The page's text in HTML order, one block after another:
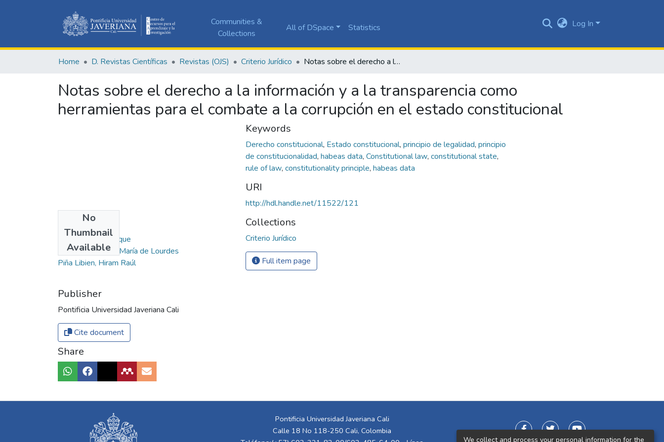
Communities &
Collections
All of DSpace Statistics Log In
Home D. Revistas Científicas Revistas (OJS) Criterio Jurídico Notas sobre el derecho a la información y a la transparencia como herramientas para el combate a la corrupción en el estado constitucional
Notas sobre el derecho a la información y a la transparencia como
herramientas para el combate a la corrupción en el estado constitucional
No
Thumbnail
Available
Authors
Uribe Arzate, Enrique
González Chávez, María de Lourdes
Piña Libien, Hiram Raúl
Publisher
Pontificia Universidad Javeriana Cali
Cite document
Share
Keywords
Derecho constitucional, Estado constitucional, principio de legalidad, principio
de constitucionalidad, habeas data, Constitutional law, constitutional state,
rule of law, constitutionality principle, habeas data
URI
http://hdl.handle.net/11522/121
Collections
Criterio Jurídico
Full item page
Pontificia Universidad Javeriana Cali
Calle 18 No 118-250 Cali, Colombia
We collect and process your personal information for the